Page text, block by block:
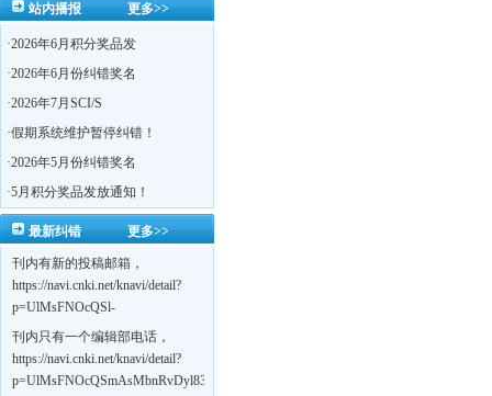
更多>>
站内播报
·2026年6月积分奖品发
·2026年6月份纠错奖名
·2026年7月SCI/S
·假期系统维护暂停纠错！
·2026年5月份纠错奖名
·5月积分奖品发放通知！
更多>>
最新纠错
刊内有新的投稿邮箱，
https://navi.cnki.net/knavi/detail?
p=UlMsFNOcQSl-
刊内只有一个编辑部电话，
https://navi.cnki.net/knavi/detail?
p=UlMsFNOcQSmAsMbnRvDyl83fGGu5dcrBYtF-